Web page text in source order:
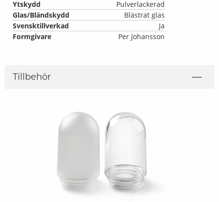
Ytskydd
Pulverlackerad
Glas/Bländskydd
Blästrat glas
Svensktillverkad
Ja
Formgivare
Per Johansson
Tillbehör